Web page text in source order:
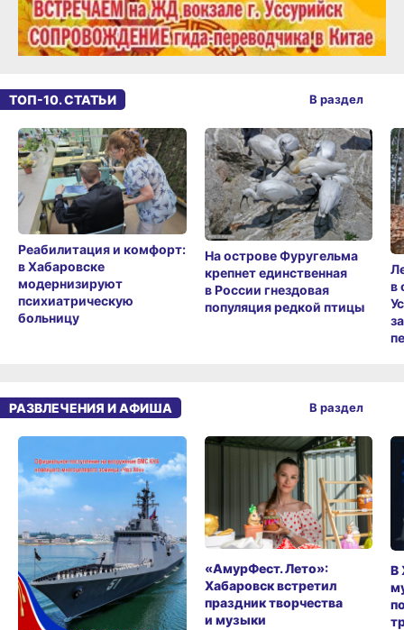
ТОП-10. СТАТЬИ
Реабилитация и комфорт:
в Хабаровске
модернизируют
психиатрическую
больницу
На острове Фуругельма
крепнет единственная
в России гнездовая
популяция редкой птицы
в
В раздел
РАЗВЛЕЧЕНИЯ И АФИША
«АмурФест. Лето»:
Хабаровск встретил
праздник творчества
и музыки
В
В раздел